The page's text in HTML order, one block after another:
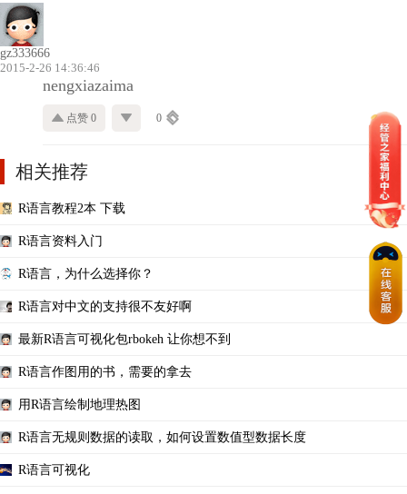
gz333666
2015-2-26 14:36:46
nengxiazaima
点赞 0 0
相关推荐
R语言教程2本 下载
R语言资料入门
R语言，为什么选择你？
R语言对中文的支持很不友好啊
最新R语言可视化包rbokeh 让你想不到
R语言作图用的书，需要的拿去
用R语言绘制地理热图
R语言无规则数据的读取，如何设置数值型数据长度
R语言可视化